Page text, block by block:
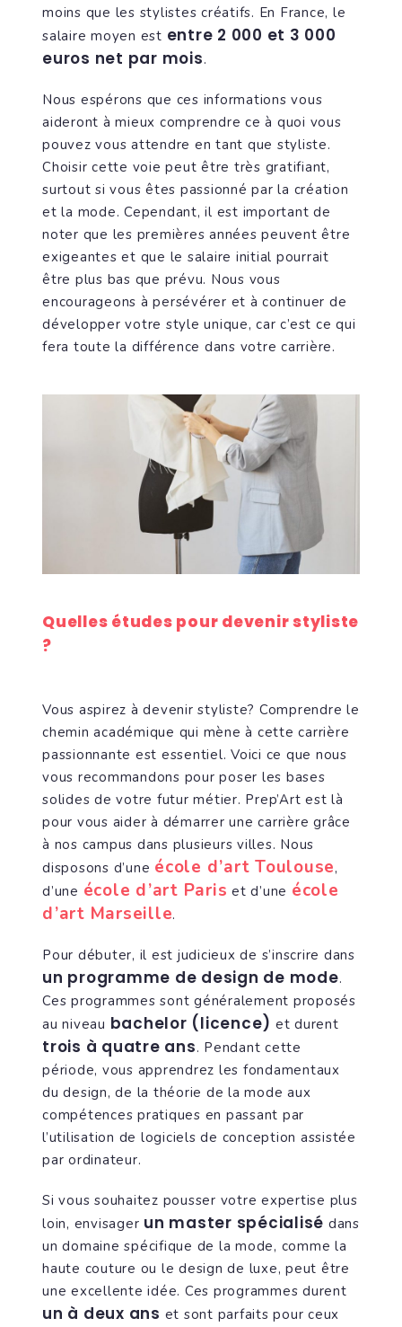
moins que les stylistes créatifs. En France, le
salaire moyen est entre 2 000 et 3 000
euros net par mois.
Nous espérons que ces informations vous
aideront à mieux comprendre ce à quoi vous
pouvez vous attendre en tant que styliste.
Choisir cette voie peut être très gratifiant,
surtout si vous êtes passionné par la création
et la mode. Cependant, il est important de
noter que les premières années peuvent être
exigeantes et que le salaire initial pourrait
être plus bas que prévu. Nous vous
encourageons à persévérer et à continuer de
développer votre style unique, car c’est ce qui
fera toute la différence dans votre carrière.
Quelles études pour devenir styliste
?
Vous aspirez à devenir styliste? Comprendre le
chemin académique qui mène à cette carrière
passionnante est essentiel. Voici ce que nous
vous recommandons pour poser les bases
solides de votre futur métier. Prep’Art est là
pour vous aider à démarrer une carrière grâce
à nos campus dans plusieurs villes. Nous
disposons d’une école d’art Toulouse,
d’une école d’art Paris et d’une école
d’art Marseille.
Pour débuter, il est judicieux de s’inscrire dans
un programme de design de mode.
Ces programmes sont généralement proposés
au niveau bachelor (licence) et durent
trois à quatre ans. Pendant cette
période, vous apprendrez les fondamentaux
du design, de la théorie de la mode aux
compétences pratiques en passant par
l’utilisation de logiciels de conception assistée
par ordinateur.
Si vous souhaitez pousser votre expertise plus
loin, envisager un master spécialisé dans
un domaine spécifique de la mode, comme la
haute couture ou le design de luxe, peut être
une excellente idée. Ces programmes durent
un à deux ans et sont parfaits pour ceux